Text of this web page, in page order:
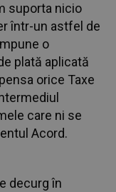
suporta nicio
într-un astfel de
o
plată aplicată
orice Taxe
care ni se
Acord.
decurg în